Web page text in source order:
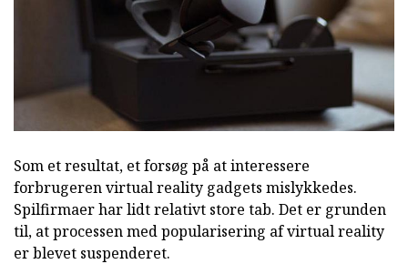
Som et resultat, et forsøg på at interessere
forbrugeren virtual reality gadgets mislykkedes.
Spilfirmaer har lidt relativt store tab. Det er grunden
til, at processen med popularisering af virtual reality
er blevet suspenderet.